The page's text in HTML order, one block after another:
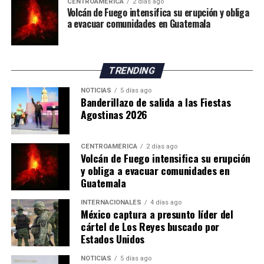
CENTROAMÉRICA 2 días ago
Volcán de Fuego intensifica su erupción y obliga
a evacuar comunidades en Guatemala
TRENDING
NOTICIAS 5 días ago
Banderillazo de salida a las Fiestas
Agostinas 2026
CENTROAMÉRICA 2 días ago
Volcán de Fuego intensifica su erupción
y obliga a evacuar comunidades en
Guatemala
INTERNACIONALES 4 días ago
México captura a presunto líder del
cártel de Los Reyes buscado por
Estados Unidos
NOTICIAS 5 días ago